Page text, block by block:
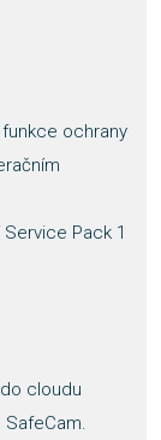
ochrany
Pack 1
cloudu
SafeCam.